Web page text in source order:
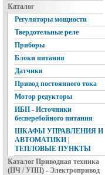
Каталог
Регуляторы мощности
Твердотельные реле
Приборы
Блоки питания
Датчики
Привод постоянного тока
Мотор редукторы
ИБП - Источники
бесперебойного питания
ШКАФЫ УПРАВЛЕНИЯ И
АВТОМАТИКИ |
ТЕПЛОВЫЕ ПУНКТЫ
Каталог Приводная техника
(ПЧ / УПП) - Электропривод